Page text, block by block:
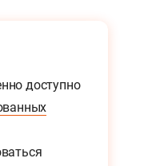
доступно